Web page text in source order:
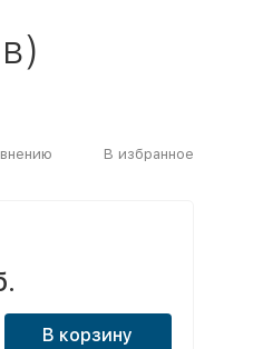
В избранное
В корзину